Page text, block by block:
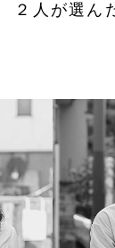
２人が選ん